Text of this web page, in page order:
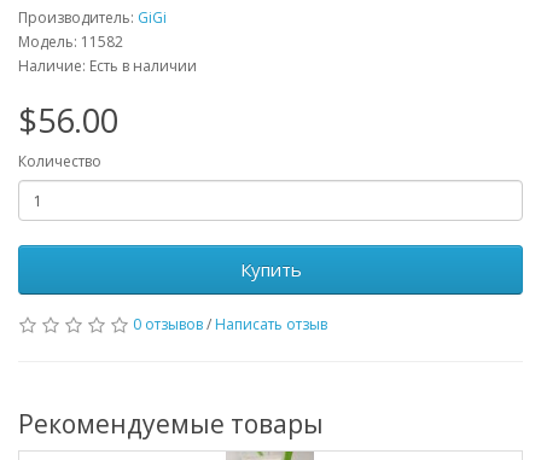
Производитель: GiGi
Модель: 11582
Наличие: Есть в наличии
$56.00
Количество
Купить
0 отзывов/ Написать отзыв
Рекомендуемые товары